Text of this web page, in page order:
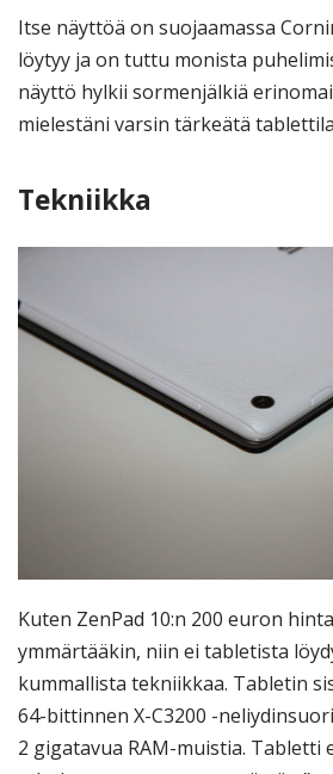
Itse näyttöä on suojaamassa
löytyy ja on tuttu monista
näyttö hylkii sormenjälkiä
mielestäni varsin tärkeätä
Tekniikka
Kuten ZenPad 10:n 200 euron
ymmärtääkin, niin ei tabletista
kummallista tekniikkaa. Tabletin
64-bittinnen X-C3200 -
2 gigatavua RAM-muistia. Tabletti